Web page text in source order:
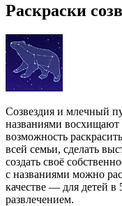
Раскраски
Созвездия и млечный
названиями восхищают
возможность
всей семьи, сделать
создать своё
с названиями можно
качестве — для детей в
развлечением.